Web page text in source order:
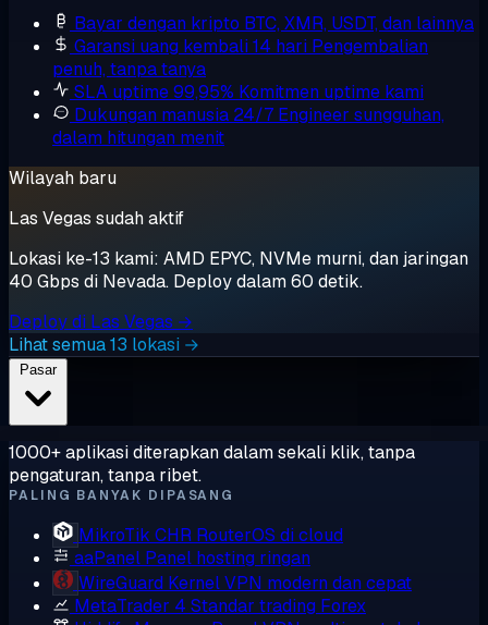
Bayar dengan kripto BTC, XMR, USDT, dan lainnya
Garansi uang kembali 14 hari Pengembalian
penuh, tanpa tanya
SLA uptime 99,95% Komitmen uptime kami
Dukungan manusia 24/7 Engineer sungguhan,
dalam hitungan menit
Wilayah baru
Las Vegas sudah aktif
Lokasi ke-13 kami: AMD EPYC, NVMe murni, dan jaringan
40 Gbps di Nevada. Deploy dalam 60 detik.
Deploy di Las Vegas →
Lihat semua 13 lokasi →
Pasar
1000+ aplikasi diterapkan dalam sekali klik, tanpa
pengaturan, tanpa ribet.
PALING BANYAK DIPASANG
MikroTik CHR RouterOS di cloud
aaPanel Panel hosting ringan
WireGuard Kernel VPN modern dan cepat
MetaTrader 4 Standar trading Forex